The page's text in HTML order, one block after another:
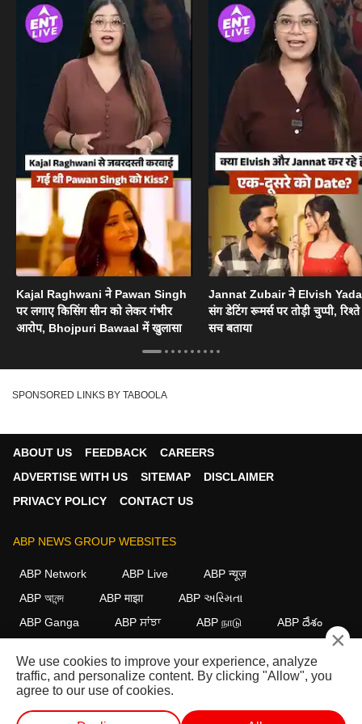
Kajal Raghwani ने Pawan Singh
पर लगाए किसिंग सीन को लेकर गंभीर
आरोप, Bhojpuri Bawaal में खुलासा
Jannat Zubair ने Elvish
संग डेटिंग रूमर्स पर तोड़ी चुप्पी,
सच बताया
SPONSORED LINKS BY TABOOLA
ABOUT US FEEDBACK
CAREERS
ADVERTISE WITH US
SITEMAP
DISCLAIMER
PRIVACY POLICY
CONTACT US
ABP NEWS GROUP WEBSITES
ABP Network ABP Live
ABP न्यूज़
ABP আনন্দ
ABP माझा
ABP અસ્મિતા
ABP Ganga
ABP ਸਾਂਝਾ ABP நாடு ABP దేశం
FOLLOW US
This website follows the DNPA Code of Ethics. Copyright@2026.
×
We use cookies to improve your experience, analyze
traffic, and personalize content. By clicking "Allow", you
agree to our use of cookies.